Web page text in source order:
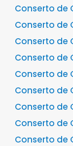
Conserto de
Conserto de
Conserto de
Conserto de
Conserto de
Conserto de
Conserto de
Conserto de
Conserto de